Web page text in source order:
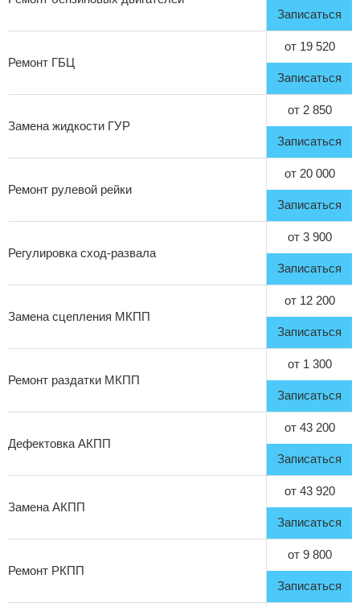
Записаться
Ремонт ГБЦ
от 19 520
Записаться
Замена жидкости ГУР
от 2 850
Записаться
Ремонт рулевой рейки
от 20 000
Записаться
Регулировка сход-развала
от 3 900
Записаться
Замена сцепления МКПП
от 12 200
Записаться
Ремонт раздатки МКПП
от 1 300
Записаться
Дефектовка АКПП
от 43 200
Записаться
Замена АКПП
от 43 920
Записаться
Ремонт РКПП
от 9 800
Записаться